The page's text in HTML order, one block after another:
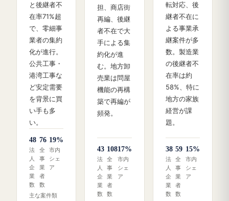
と後継者不
在率71%超
で、零細事
業者の集約
化が進行。
公共工事・
港湾工事な
ど安定需要
を背景に買
い手も多
い。
48
法
人
企
業
数
76
全
事
業
者
数
19%
市内
シェ
ア
主な案件類
担、商店街
再編、後継
者不在で大
手による集
約化が進
む。地方卸
売業は問屋
機能の再構
築で再編が
頻発。
43
法
人
企
業
数
108
全
事
業
者
数
17%
市内
シェ
ア
転対応、後
継者不在に
よる事業承
継案件が多
数。製造業
の後継者不
在率は約
58%、特に
地方の家族
経営が課
題。
38
法
人
企
業
数
59
全
事
業
者
数
15%
市内
シェ
ア